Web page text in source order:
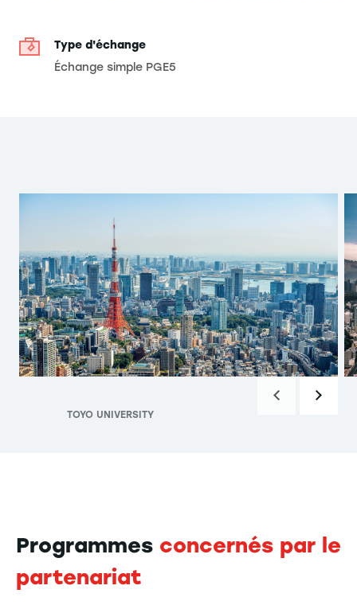
Type d'échange
Échange simple PGE5
TOYO UNIVERSITY
Programmes concernés par le
partenariat